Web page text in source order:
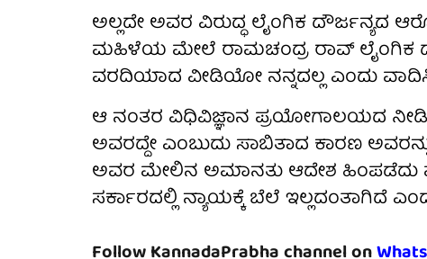
ಅಲ್ಲದೇ ಅವರ ವಿರುದ್ಧ ಲೈಂಗಿಕ ದೌರ್ಜನ್ಯದ
ಮಹಿಳೆಯ ಮೇಲೆ ರಾಮಚಂದ್ರ ರಾವ್ ಲೈಂಗಿಕ
ವರದಿಯಾದ ವೀಡಿಯೋ ನನ್ನದಲ್ಲ ಎಂದು
ಆ ನಂತರ ವಿಧಿವಿಜ್ಞಾನ ಪ್ರಯೋಗಾಲಯದ
ಅವರದ್ದೇ ಎಂಬುದು ಸಾಬಿತಾದ ಕಾರಣ
ಅವರ ಮೇಲಿನ ಅಮಾನತು ಆದೇಶ ಹಿಂಪಡೆದು
ಸರ್ಕಾರದಲ್ಲಿ ನ್ಯಾಯಕ್ಕೆ ಬೆಲೆ ಇಲ್ಲದಂತಾಗಿದೆ